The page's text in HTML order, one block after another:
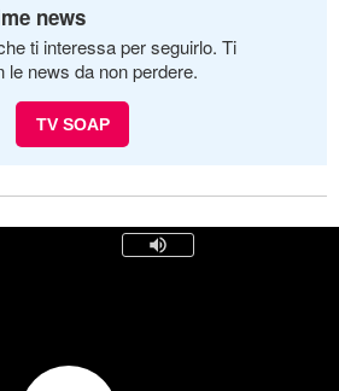
news
ti interessa per seguirlo. Ti
le news da non perdere.
TV SOAP